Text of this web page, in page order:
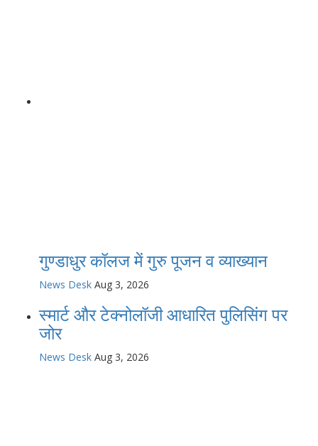
गुण्डाधुर कॉलज में गुरु पूजन व व्याख्यान
News Desk Aug 3, 2026
स्मार्ट और टेक्नोलॉजी आधारित पुलिसिंग पर
जोर
News Desk Aug 3, 2026